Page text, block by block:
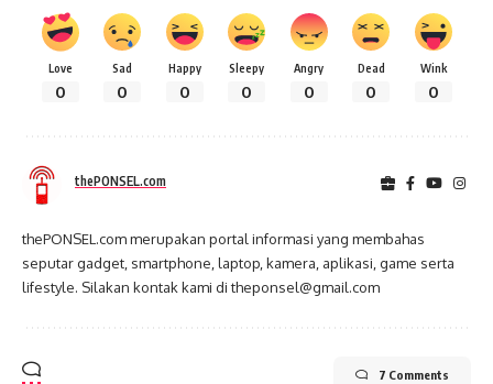
Love
0
Sad
0
Happy
0
Sleepy
0
Angry
0
Dead
0
Wink
0
thePONSEL.com
thePONSEL.com merupakan portal informasi yang membahas
seputar gadget, smartphone, laptop, kamera, aplikasi, game serta
lifestyle. Silakan kontak kami di theponsel@gmail.com
7 Comments